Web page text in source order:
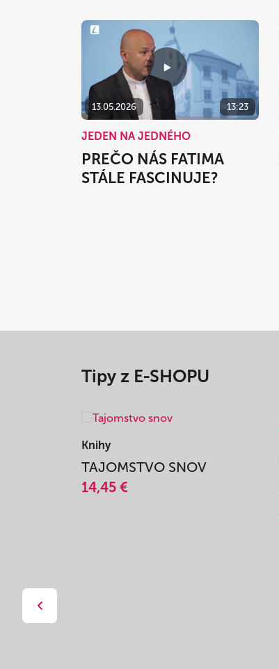
13.05.2026 13:23
JEDEN NA JEDNÉHO
PREČO NÁS FATIMA
STÁLE FASCINUJE?
Tipy z E-SHOPU
Knihy
TAJOMSTVO SNOV
14,45 €